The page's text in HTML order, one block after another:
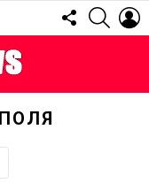
FOLLOW
US